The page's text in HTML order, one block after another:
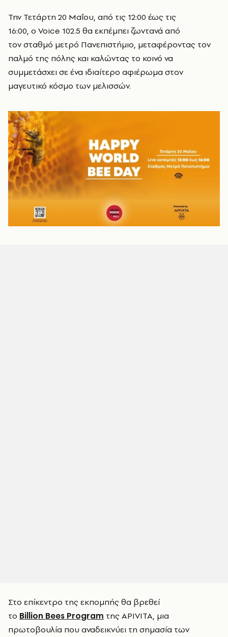
Την Τετάρτη 20 Μαΐου, από τις 12:00 έως τις
16:00, ο Voice 102.5 θα εκπέμπει ζωντανά από
τον σταθμό μετρό Πανεπιστήμιο, μεταφέροντας τον
παλμό της πόλης και καλώντας το κοινό να
συμμετάσχει σε ένα ιδιαίτερο αφιέρωμα στον
μαγευτικό κόσμο των μελισσών.
Στο επίκεντρο της εκπομπής θα βρεθεί
το Billion Bees Program της APIVITA, μια
πρωτοβουλία που αναδεικνύει τη σημασία των